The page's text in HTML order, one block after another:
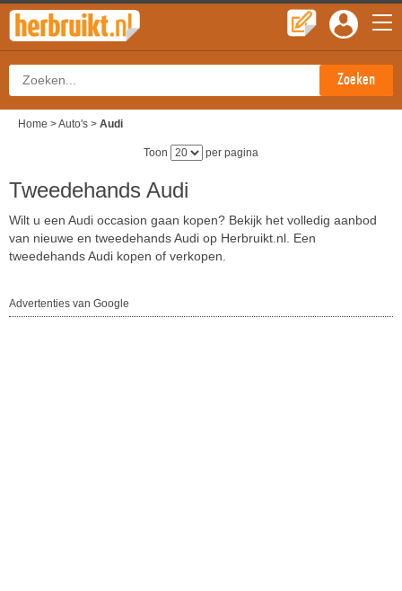
Home >Auto's > Audi
Toon per pagina
Tweedehands Audi
Wilt u een Audi occasion gaan kopen? Bekijk het volledig aanbod
van nieuwe en tweedehands Audi op Herbruikt.nl. Een
tweedehands Audi kopen of verkopen.
Advertenties van Google